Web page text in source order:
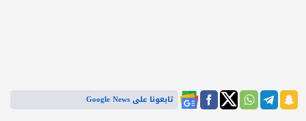
تابعونا على Google News